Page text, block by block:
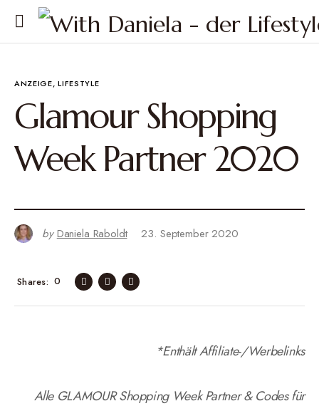
ANZEIGE LIFESTYLE
Glamour Shopping
Week Partner 2020
by Daniela Raboldt 23. September 2020
0
Shares
*Enthält Affiliate-/Werbelinks
Alle GLAMOUR Shopping Week Partner & Codes für